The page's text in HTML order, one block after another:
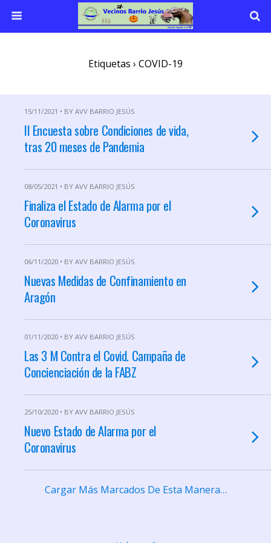
Etiquetas › COVID-19
15/11/2021 • BY AVV BARRIO JESÚS
II Encuesta sobre Condiciones de vida,
tras 20 meses de Pandemia
08/05/2021 • BY AVV BARRIO JESÚS
Finaliza el Estado de Alarma por el
Coronavirus
06/11/2020 • BY AVV BARRIO JESÚS
Nuevas Medidas de Confinamiento en
Aragón
01/11/2020 • BY AVV BARRIO JESÚS
Las 3 M Contra el Covid. Campaña de
Concienciación de la FABZ
25/10/2020 • BY AVV BARRIO JESÚS
Nuevo Estado de Alarma por el
Coronavirus
Cargar Más Marcados De Esta Manera…